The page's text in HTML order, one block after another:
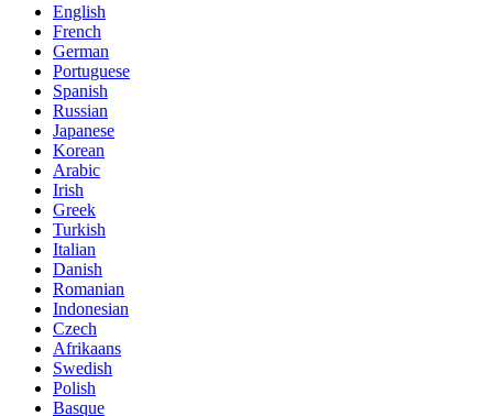
English
French
German
Portuguese
Spanish
Russian
Japanese
Korean
Arabic
Irish
Greek
Turkish
Italian
Danish
Romanian
Indonesian
Czech
Afrikaans
Swedish
Polish
Basque